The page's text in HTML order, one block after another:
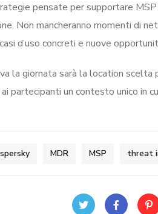
pensate per supportare
Non mancheranno momenti di
d’uso concreti e nuove
la giornata sarà la location scelta
partecipanti un contesto unico in
MDR MSP threat